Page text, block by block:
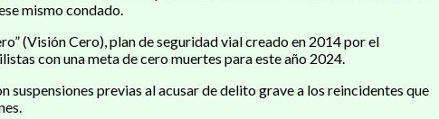
mismo condado.
(Visión Cero), plan de seguridad vial creado en 2014 por el
con una meta de cero muertes para este año 2024.
previas al acusar de delito grave a los reincidentes que